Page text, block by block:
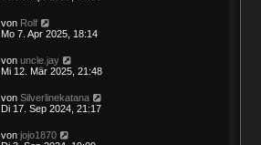
von Rolf
Mo 7. Apr 2025, 18:14
von uncle.jay
Mi 12. Mär 2025, 21:48
von Silverlinekatana
Di 17. Sep 2024, 21:17
von jojo1870